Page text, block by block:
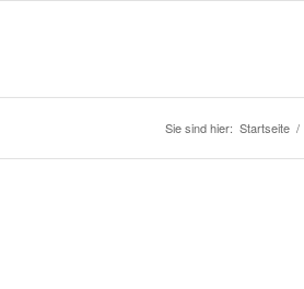
Sie sind hier: Startseite /